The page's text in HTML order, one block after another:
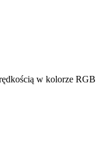
w kolorze RGB